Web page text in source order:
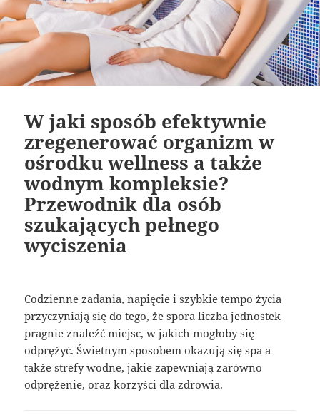
W jaki sposób efektywnie
zregenerować organizm w
ośrodku wellness a także
wodnym kompleksie?
Przewodnik dla osób
szukających pełnego
wyciszenia
Codzienne zadania, napięcie i szybkie tempo życia
przyczyniają się do tego, że spora liczba jednostek
pragnie znaleźć miejsc, w jakich mogłoby się
odprężyć. Świetnym sposobem okazują się spa a
także strefy wodne, jakie zapewniają zarówno
odprężenie, oraz korzyści dla zdrowia.